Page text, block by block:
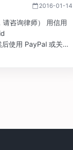
2016-01-14
请咨询律师） 用信用
使用 PayPal 或关联